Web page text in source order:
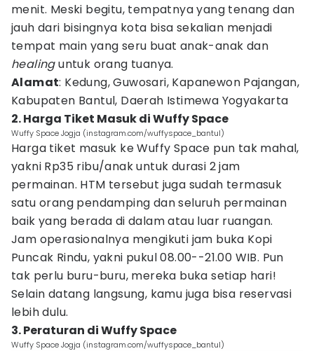
menit. Meski begitu, tempatnya yang tenang dan
jauh dari bisingnya kota bisa sekalian menjadi
tempat main yang seru buat anak-anak dan
healinguntuk orang tuanya.
Alamat: Kedung, Guwosari, Kapanewon Pajangan,
Kabupaten Bantul, Daerah Istimewa Yogyakarta
2. Harga Tiket Masuk di Wuffy Space
Wuffy Space Jogja (instagram.com/wuffyspace_bantul)
Harga tiket masuk ke Wuffy Space pun tak mahal,
yakni Rp35 ribu/anak untuk durasi 2 jam
permainan. HTM tersebut juga sudah termasuk
satu orang pendamping dan seluruh permainan
baik yang berada di dalam atau luar ruangan.
Jam operasionalnya mengikuti jam buka Kopi
Puncak Rindu, yakni pukul 08.00--21.00 WIB. Pun
tak perlu buru-buru, mereka buka setiap hari!
Selain datang langsung, kamu juga bisa reservasi
lebih dulu.
3. Peraturan di Wuffy Space
Wuffy Space Jogja (instagram.com/wuffyspace_bantul)